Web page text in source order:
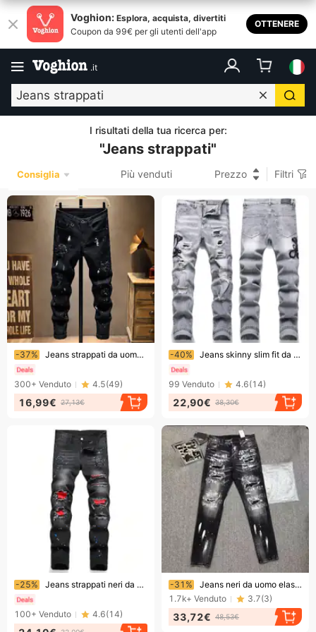
Voghion: Esplora, acquista, divertiti
Coupon da 99€ per gli utenti dell'app
OTTENERE
.it
I risultati della tua ricerca per:
"Jeans strappati"
Consiglia Più venduti Prezzo Filtri
Finendo presto!
-37% Jeans strappati da uomo, primavera e autunno, nuovi pantaloni casual skinny aderenti versatili, di marca alla moda, neri, da strada
300+ Venduto 4.5(49)
16,99€ 27,13€
Finendo presto!
-40% Jeans skinny slim fit da uomo, collezione primavera, stampa a schizzi d'inchiostro, graffiti alla moda, strappi finti, toppe elastiche, nero, grigio, blu, cotone
99 Venduto 4.6(14)
22,90€ 38,30€
Finendo presto!
-25% Jeans strappati neri da uomo, versione coreana, modello dritto di base, dipinti a mano
100+ Venduto 4.6(14)
Finendo presto!
-31%
Jeans neri da uomo elasticizzati slim fit strappati Jeans da uomo alla moda Jeans da uomo
1.7k+ Venduto 3.7(3)
33,72€ 48,53€